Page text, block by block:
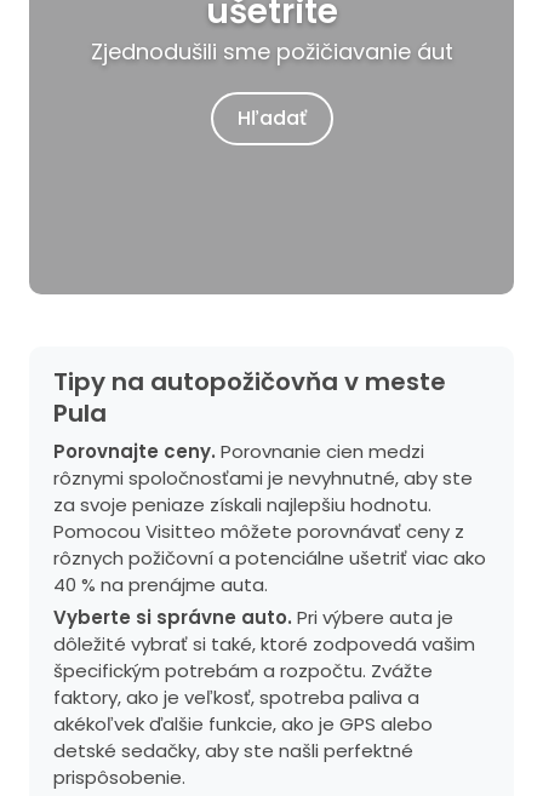
ušetrite
Zjednodušili sme požičiavanie áut
Hľadať
Tipy na autopožičovňa v meste
Pula
Porovnajte ceny. Porovnanie cien medzi
rôznymi spoločnosťami je nevyhnutné, aby ste
za svoje peniaze získali najlepšiu hodnotu.
Pomocou Visitteo môžete porovnávať ceny z
rôznych požičovní a potenciálne ušetriť viac ako
40 % na prenájme auta.
Vyberte si správne auto. Pri výbere auta je
dôležité vybrať si také, ktoré zodpovedá vašim
špecifickým potrebám a rozpočtu. Zvážte
faktory, ako je veľkosť, spotreba paliva a
akékoľvek ďalšie funkcie, ako je GPS alebo
detské sedačky, aby ste našli perfektné
prispôsobenie.